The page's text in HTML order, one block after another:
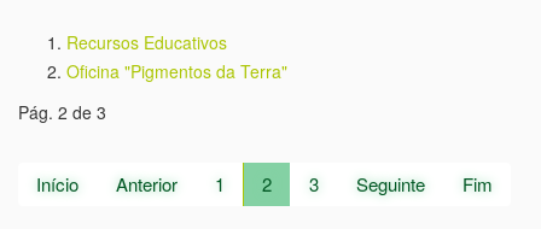
Recursos Educativos
Oficina "Pigmentos da Terra"
Pág. 2 de 3
Início Anterior 1 2 3 Seguinte Fim